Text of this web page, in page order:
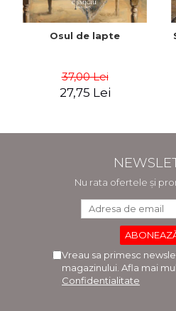
Osul de lapte
37,00 Lei
27,75 Lei
Nu rata ofertele și
Vreau sa primesc
magazinului. Afla mai
Confidentialitate